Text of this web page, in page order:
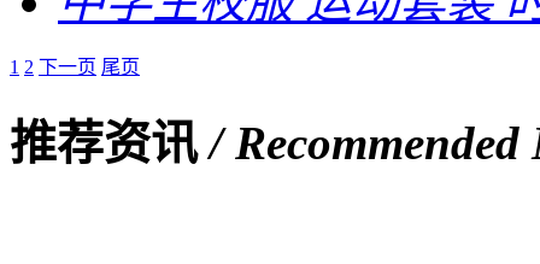
1 2 下一页 尾页
推荐资讯/ Recommended